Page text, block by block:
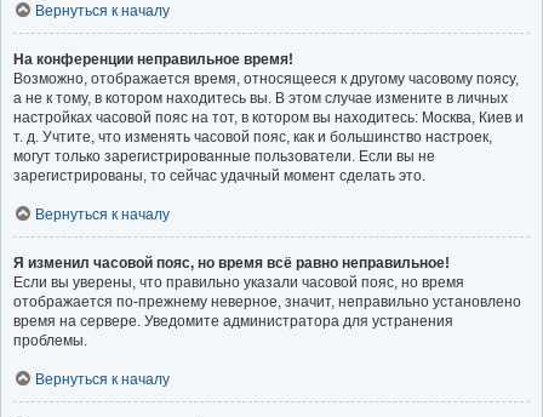
Вернуться к началу
На конференции неправильное время!
Возможно, отображается время, относящееся к другому часовому поясу,
а не к тому, в котором находитесь вы. В этом случае измените в личных
настройках часовой пояс на тот, в котором вы находитесь: Москва, Киев и
т. д. Учтите, что изменять часовой пояс, как и большинство настроек,
могут только зарегистрированные пользователи. Если вы не
зарегистрированы, то сейчас удачный момент сделать это.
Вернуться к началу
Я изменил часовой пояс, но время всё равно неправильное!
Если вы уверены, что правильно указали часовой пояс, но время
отображается по-прежнему неверное, значит, неправильно установлено
время на сервере. Уведомите администратора для устранения
проблемы.
Вернуться к началу